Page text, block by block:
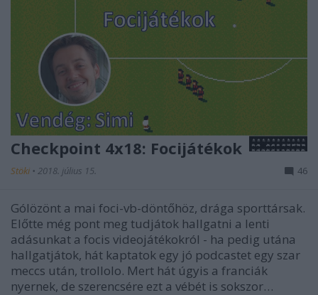
Checkpoint 4x18: Focijátékok
Stöki • 2018. július 15. 46
Gólözönt a mai foci-vb-döntőhöz, drága sporttársak.
Előtte még pont meg tudjátok hallgatni a lenti
adásunkat a focis videojátékokról - ha pedig utána
hallgatjátok, hát kaptatok egy jó podcastet egy szar
meccs után, trollolo. Mert hát úgyis a franciák
nyernek, de szerencsére ezt a vébét is sokszor…